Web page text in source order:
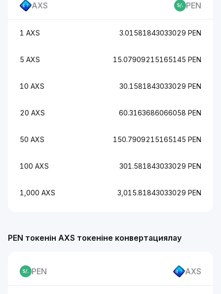
AXS PEN
1 AXS 3.01581843033029 PEN
5 AXS 15.07909215165145 PEN
10 AXS 30.1581843033029 PEN
20 AXS 60.3163686066058 PEN
50 AXS 150.7909215165145 PEN
100 AXS 301.581843033029 PEN
1,000 AXS 3,015.81843033029 PEN
PEN токенін AXS токеніне конвертациялау
PEN AXS